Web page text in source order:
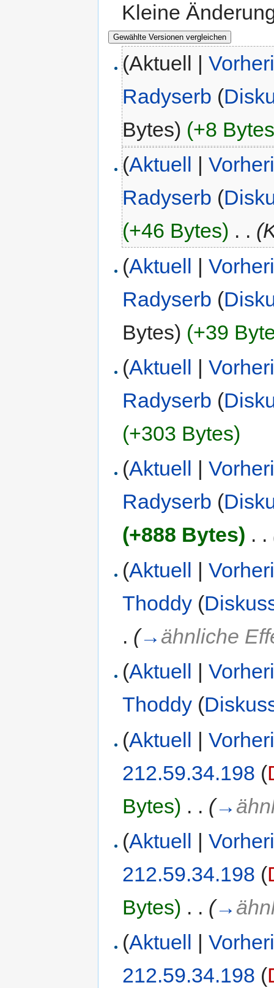
Kleine
(Aktuell |
Radyserb (
Bytes) (+8
(Aktuell |
Radyserb (
(+46 Bytes) . .
(Aktuell |
Radyserb (
Bytes) (+39
(Aktuell |
Radyserb (
(+303 Bytes)
(Aktuell |
Radyserb (
(+888 Bytes) . .
(Aktuell |
Thoddy (
. (→ ähnliche
(Aktuell |
Thoddy (
(Aktuell |
212.59.34.198 (
Bytes) . . (→
(Aktuell |
212.59.34.198 (
Bytes) . . (→
(Aktuell |
212.59.34.198 (